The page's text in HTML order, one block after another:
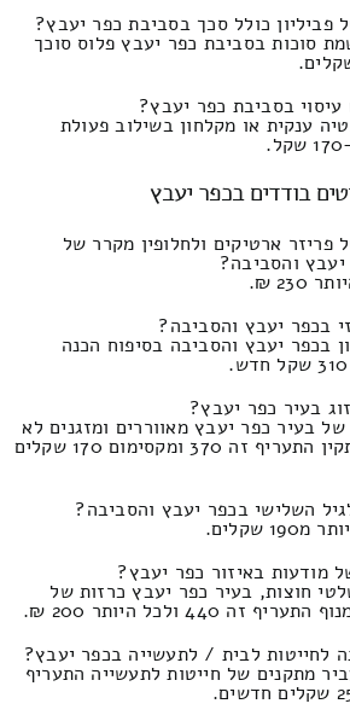
כולל סכך בסביבת כפר יעבץ?
סוכות בסביבת כפר יעבץ פלוס סוכך
בסביבת כפר יעבץ?
ענקית או מקלחון בשילוב פעולת
בודדים בכפר יעבץ
ארטיקים ולחלופין מקרר של
יעבץ והסביבה?
בכפר יעבץ והסביבה?
בכפר יעבץ והסביבה בסיפוח הכנה
בעיר כפר יעבץ?
בעיר כפר יעבץ מאווררים ומזגנים לא
בתמזוגת של עבודת מתקין התעריף זה 370 ומקסימום 170 שקלים
השלישי בכפר יעבץ והסביבה?
מודעות באיזור כפר יעבץ?
חוצות, בעיר כפר יעבץ כרזות של
לחייטות לבית / לתעשייה בכפר יעבץ?
מתקנים של חייטות לתעשייה התעריף